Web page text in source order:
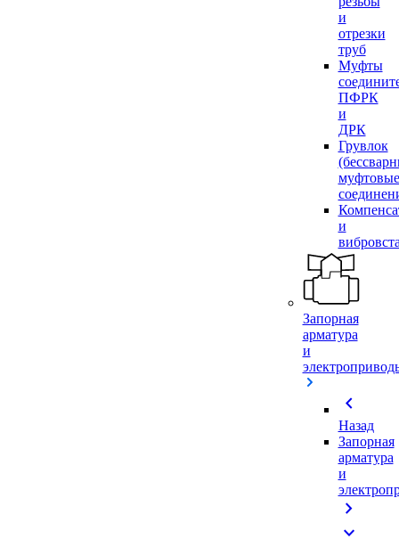
и
отрезки
труб
Муфты
ПФРК
и
ДРК
Грувлок
муфтовые
и
Запорная
арматура
и
chevron_left
Назад
Запорная
арматура
и
chevron_right
expand_more